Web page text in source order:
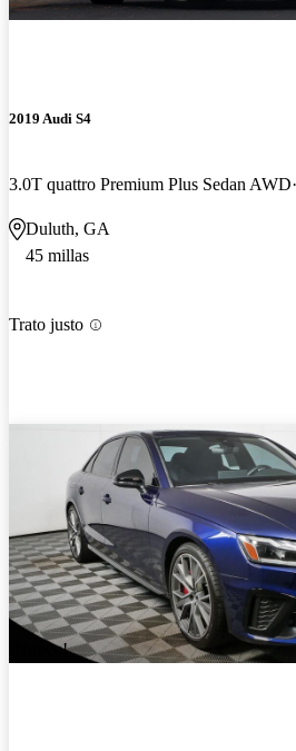
2019 Audi S4
3.0T quattro Premium Plus Sedan AWD
Duluth, GA
45 millas
Trato justo
¡Nuevo!